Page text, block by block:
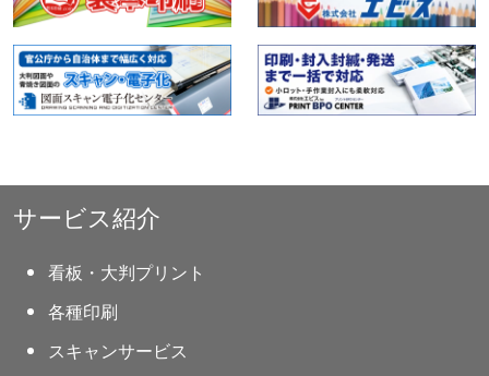
サービス紹介
看板・大判プリント
各種印刷
スキャンサービス